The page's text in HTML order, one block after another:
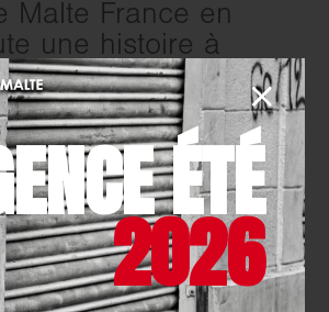
Malte France en
une histoire à
le Rapport
EN SAVOIR PLUS ÉTÉ
2026